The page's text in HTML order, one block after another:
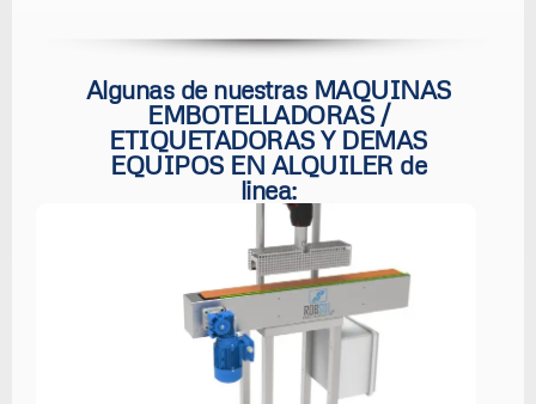
Algunas de nuestras MAQUINAS
EMBOTELLADORAS /
ETIQUETADORAS Y DEMAS
EQUIPOS EN ALQUILER de
linea: